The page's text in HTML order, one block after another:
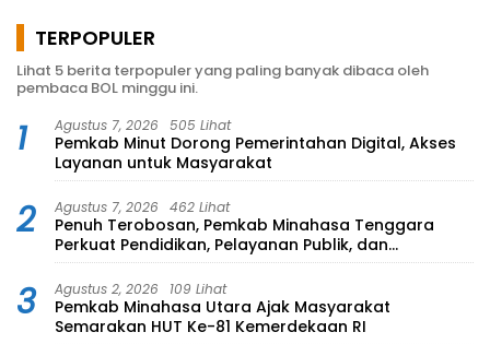
TERPOPULER
Lihat 5 berita terpopuler yang paling banyak dibaca oleh
pembaca BOL minggu ini.
1 Agustus 7, 2026 505 Lihat
Pemkab Minut Dorong Pemerintahan Digital, Akses
Layanan untuk Masyarakat
2 Agustus 7, 2026 462 Lihat
Penuh Terobosan, Pemkab Minahasa Tenggara
Perkuat Pendidikan, Pelayanan Publik, dan
Kesehatan
3 Agustus 2, 2026 109 Lihat
Pemkab Minahasa Utara Ajak Masyarakat
Semarakan HUT Ke-81 Kemerdekaan RI